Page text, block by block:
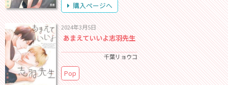
購入ページへ
2024年3月5日
あまえていいよ志羽先生
千葉リョウコ
Pop